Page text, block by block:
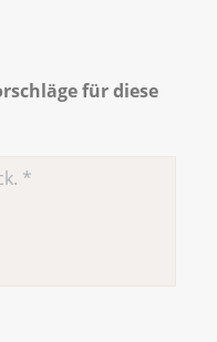
für diese